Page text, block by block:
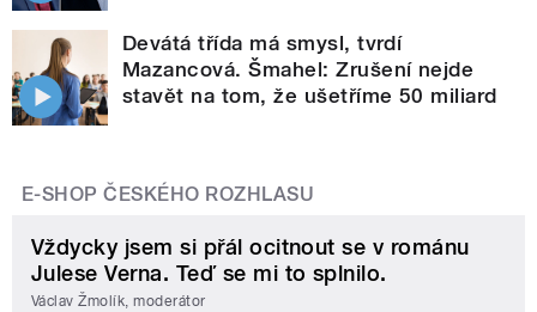
Devátá třída má smysl, tvrdí
Mazancová. Šmahel: Zrušení nejde
stavět na tom, že ušetříme 50 miliard
E-SHOP ČESKÉHO ROZHLASU
Vždycky jsem si přál ocitnout se v románu
Julese Verna. Teď se mi to splnilo.
Václav Žmolík, moderátor